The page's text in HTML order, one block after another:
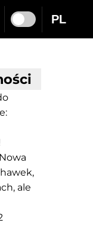
PL
ale